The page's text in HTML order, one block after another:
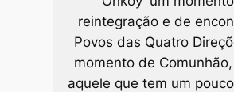
reintegração e de
Povos das Quatro
momento de
aquele que tem um